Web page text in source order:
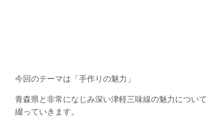
今回のテーマは「手作りの魅力」
青森県と非常になじみ深い津軽三味線の魅力について
綴っていきます。